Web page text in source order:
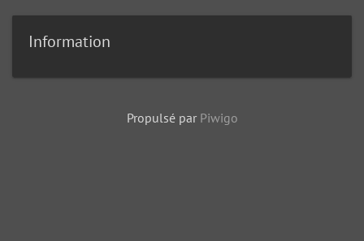
Information
Propulsé par Piwigo